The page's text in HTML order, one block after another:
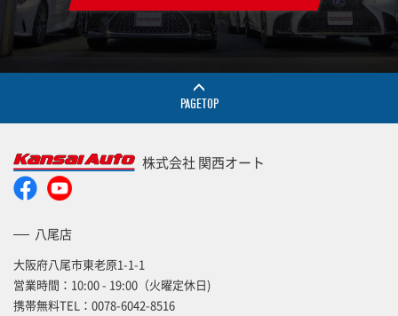
PAGETOP
株式会社 関西オート
八尾店
大阪府八尾市東老原1-1-1
営業時間：10:00 - 19:00（火曜定休日)
携帯無料TEL： 0078-6042-8516